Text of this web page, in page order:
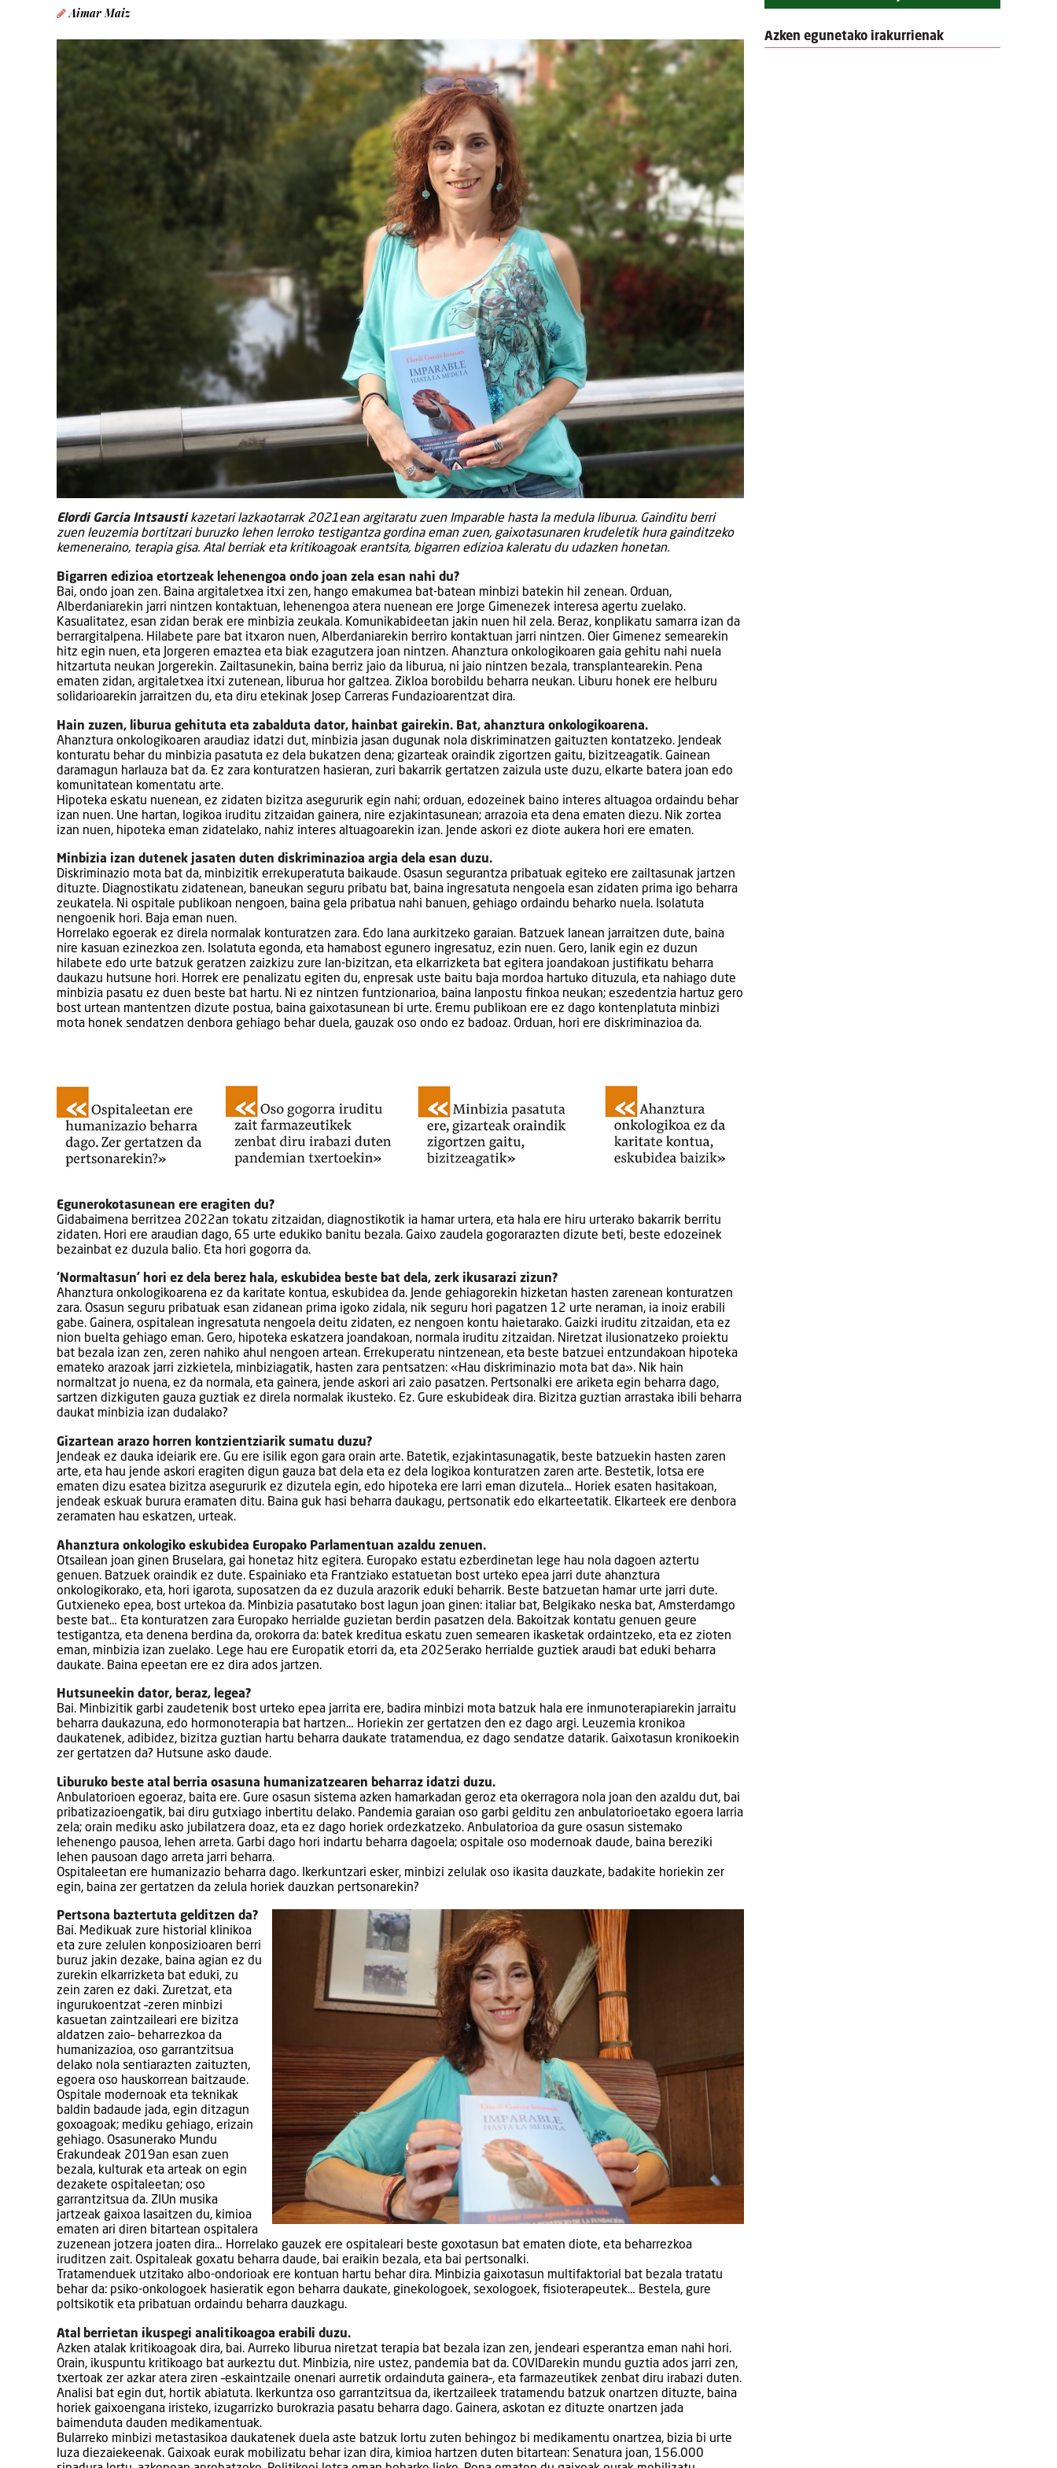
Aimar Maiz
Elordi Garcia Intsaustikazetari lazkaotarrak 2021ean argitaratu zuen Imparable hasta la medula liburua. Gainditu berri
zuen leuzemia bortitzari buruzko lehen lerroko testigantza gordina eman zuen, gaixotasunaren krudeletik hura gainditzeko
kemeneraino, terapia gisa. Atal berriak eta kritikoagoak erantsita, bigarren edizioa kaleratu du udazken honetan.
Bigarren edizioa etortzeak lehenengoa ondo joan zela esan nahi du?
Bai, ondo joan zen. Baina argitaletxea itxi zen, hango emakumea bat-batean minbizi batekin hil zenean. Orduan,
Alberdaniarekin jarri nintzen kontaktuan, lehenengoa atera nuenean ere Jorge Gimenezek interesa agertu zuelako.
Kasualitatez, esan zidan berak ere minbizia zeukala. Komunikabideetan jakin nuen hil zela. Beraz, konplikatu samarra izan da
berrargitalpena. Hilabete pare bat itxaron nuen, Alberdaniarekin berriro kontaktuan jarri nintzen. Oier Gimenez semearekin
hitz egin nuen, eta Jorgeren emaztea eta biak ezagutzera joan nintzen. Ahanztura onkologikoaren gaia gehitu nahi nuela
hitzartuta neukan Jorgerekin. Zailtasunekin, baina berriz jaio da liburua, ni jaio nintzen bezala, transplantearekin. Pena
ematen zidan, argitaletxea itxi zutenean, liburua hor galtzea. Zikloa borobildu beharra neukan. Liburu honek ere helburu
solidarioarekin jarraitzen du, eta diru etekinak Josep Carreras Fundazioarentzat dira.
Hain zuzen, liburua gehituta eta zabalduta dator, hainbat gairekin. Bat, ahanztura onkologikoarena.
Ahanztura onkologikoaren araudiaz idatzi dut, minbizia jasan dugunak nola diskriminatzen gaituzten kontatzeko. Jendeak
konturatu behar du minbizia pasatuta ez dela bukatzen dena; gizarteak oraindik zigortzen gaitu, bizitzeagatik. Gainean
daramagun harlauza bat da. Ez zara konturatzen hasieran, zuri bakarrik gertatzen zaizula uste duzu, elkarte batera joan edo
komunitatean komentatu arte.
Hipoteka eskatu nuenean, ez zidaten bizitza asegururik egin nahi; orduan, edozeinek baino interes altuagoa ordaindu behar
izan nuen. Une hartan, logikoa iruditu zitzaidan gainera, nire ezjakintasunean; arrazoia eta dena ematen diezu. Nik zortea
izan nuen, hipoteka eman zidatelako, nahiz interes altuagoarekin izan. Jende askori ez diote aukera hori ere ematen.
Minbizia izan dutenek jasaten duten diskriminazioa argia dela esan duzu.
Diskriminazio mota bat da, minbizitik errekuperatuta baikaude. Osasun segurantza pribatuak egiteko ere zailtasunak jartzen
dituzte. Diagnostikatu zidatenean, baneukan seguru pribatu bat, baina ingresatuta nengoela esan zidaten prima igo beharra
zeukatela. Ni ospitale publikoan nengoen, baina gela pribatua nahi banuen, gehiago ordaindu beharko nuela. Isolatuta
nengoenik hori. Baja eman nuen.
Horrelako egoerak ez direla normalak konturatzen zara. Edo lana aurkitzeko garaian. Batzuek lanean jarraitzen dute, baina
nire kasuan ezinezkoa zen. Isolatuta egonda, eta hamabost egunero ingresatuz, ezin nuen. Gero, lanik egin ez duzun
hilabete edo urte batzuk geratzen zaizkizu zure lan-bizitzan, eta elkarrizketa bat egitera joandakoan justifikatu beharra
daukazu hutsune hori. Horrek ere penalizatu egiten du, enpresak uste baitu baja mordoa hartuko dituzula, eta nahiago dute
minbizia pasatu ez duen beste bat hartu. Ni ez nintzen funtzionarioa, baina lanpostu finkoa neukan; eszedentzia hartuz gero
bost urtean mantentzen dizute postua, baina gaixotasunean bi urte. Eremu publikoan ere ez dago kontenplatuta minbizi
mota honek sendatzen denbora gehiago behar duela, gauzak oso ondo ez badoaz. Orduan, hori ere diskriminazioa da.
Egunerokotasunean ere eragiten du?
Gidabaimena berritzea 2022an tokatu zitzaidan, diagnostikotik ia hamar urtera, eta hala ere hiru urterako bakarrik berritu
zidaten. Hori ere araudian dago, 65 urte edukiko banitu bezala. Gaixo zaudela gogorarazten dizute beti, beste edozeinek
bezainbat ez duzula balio. Eta hori gogorra da.
‘Normaltasun’ hori ez dela berez hala, eskubidea beste bat dela, zerk ikusarazi zizun?
Ahanztura onkologikoarena ez da karitate kontua, eskubidea da. Jende gehiagorekin hizketan hasten zarenean konturatzen
zara. Osasun seguru pribatuak esan zidanean prima igoko zidala, nik seguru hori pagatzen 12 urte neraman, ia inoiz erabili
gabe. Gainera, ospitalean ingresatuta nengoela deitu zidaten, ez nengoen kontu haietarako. Gaizki iruditu zitzaidan, eta ez
nion buelta gehiago eman. Gero, hipoteka eskatzera joandakoan, normala iruditu zitzaidan. Niretzat ilusionatzeko proiektu
bat bezala izan zen, zeren nahiko ahul nengoen artean. Errekuperatu nintzenean, eta beste batzuei entzundakoan hipoteka
emateko arazoak jarri zizkietela, minbiziagatik, hasten zara pentsatzen: «Hau diskriminazio mota bat da». Nik hain
normaltzat jo nuena, ez da normala, eta gainera, jende askori ari zaio pasatzen. Pertsonalki ere ariketa egin beharra dago,
sartzen dizkiguten gauza guztiak ez direla normalak ikusteko. Ez. Gure eskubideak dira. Bizitza guztian arrastaka ibili beharra
daukat minbizia izan dudalako?
Gizartean arazo horren kontzientziarik sumatu duzu?
Jendeak ez dauka ideiarik ere. Gu ere isilik egon gara orain arte. Batetik, ezjakintasunagatik, beste batzuekin hasten zaren
arte, eta hau jende askori eragiten digun gauza bat dela eta ez dela logikoa konturatzen zaren arte. Bestetik, lotsa ere
ematen dizu esatea bizitza asegururik ez dizutela egin, edo hipoteka ere larri eman dizutela… Horiek esaten hasitakoan,
jendeak eskuak burura eramaten ditu. Baina guk hasi beharra daukagu, pertsonatik edo elkarteetatik. Elkarteek ere denbora
zeramaten hau eskatzen, urteak.
Ahanztura onkologiko eskubidea Europako Parlamentuan azaldu zenuen.
Otsailean joan ginen Bruselara, gai honetaz hitz egitera. Europako estatu ezberdinetan lege hau nola dagoen aztertu
genuen. Batzuek oraindik ez dute. Espainiako eta Frantziako estatuetan bost urteko epea jarri dute ahanztura
onkologikorako, eta, hori igarota, suposatzen da ez duzula arazorik eduki beharrik. Beste batzuetan hamar urte jarri dute.
Gutxieneko epea, bost urtekoa da. Minbizia pasatutako bost lagun joan ginen: italiar bat, Belgikako neska bat, Amsterdamgo
beste bat… Eta konturatzen zara Europako herrialde guzietan berdin pasatzen dela. Bakoitzak kontatu genuen geure
testigantza, eta denena berdina da, orokorra da: batek kreditua eskatu zuen semearen ikasketak ordaintzeko, eta ez zioten
eman, minbizia izan zuelako. Lege hau ere Europatik etorri da, eta 2025erako herrialde guztiek araudi bat eduki beharra
daukate. Baina epeetan ere ez dira ados jartzen.
Hutsuneekin dator, beraz, legea?
Bai. Minbizitik garbi zaudetenik bost urteko epea jarrita ere, badira minbizi mota batzuk hala ere inmunoterapiarekin jarraitu
beharra daukazuna, edo hormonoterapia bat hartzen… Horiekin zer gertatzen den ez dago argi. Leuzemia kronikoa
daukatenek, adibidez, bizitza guztian hartu beharra daukate tratamendua, ez dago sendatze datarik. Gaixotasun kronikoekin
zer gertatzen da? Hutsune asko daude.
Liburuko beste atal berria osasuna humanizatzearen beharraz idatzi duzu.
Anbulatorioen egoeraz, baita ere. Gure osasun sistema azken hamarkadan geroz eta okerragora nola joan den azaldu dut, bai
pribatizazioengatik, bai diru gutxiago inbertitu delako. Pandemia garaian oso garbi gelditu zen anbulatorioetako egoera larria
zela; orain mediku asko jubilatzera doaz, eta ez dago horiek ordezkatzeko. Anbulatorioa da gure osasun sistemako
lehenengo pausoa, lehen arreta. Garbi dago hori indartu beharra dagoela; ospitale oso modernoak daude, baina bereziki
lehen pausoan dago arreta jarri beharra.
Ospitaleetan ere humanizazio beharra dago. Ikerkuntzari esker, minbizi zelulak oso ikasita dauzkate, badakite horiekin zer
egin, baina zer gertatzen da zelula horiek dauzkan pertsonarekin?
Pertsona baztertuta gelditzen da?
Bai. Medikuak zure historial klinikoa
eta zure zelulen konposizioaren berri
buruz jakin dezake, baina agian ez du
zurekin elkarrizketa bat eduki, zu
zein zaren ez daki. Zuretzat, eta
ingurukoentzat –zeren minbizi
kasuetan zaintzaileari ere bizitza
aldatzen zaio– beharrezkoa da
humanizazioa, oso garrantzitsua
delako nola sentiarazten zaituzten,
egoera oso hauskorrean baitzaude.
Ospitale modernoak eta teknikak
baldin badaude jada, egin ditzagun
goxoagoak; mediku gehiago, erizain
gehiago. Osasunerako Mundu
Erakundeak 2019an esan zuen
bezala, kulturak eta arteak on egin
dezakete ospitaleetan; oso
garrantzitsua da. ZIUn musika
jartzeak gaixoa lasaitzen du, kimioa
ematen ari diren bitartean ospitalera
zuzenean jotzera joaten dira… Horrelako gauzek ere ospitaleari beste goxotasun bat ematen diote, eta beharrezkoa
iruditzen zait. Ospitaleak goxatu beharra daude, bai eraikin bezala, eta bai pertsonalki.
Tratamenduek utzitako albo-ondorioak ere kontuan hartu behar dira. Minbizia gaixotasun multifaktorial bat bezala tratatu
behar da: psiko-onkologoek hasieratik egon beharra daukate, ginekologoek, sexologoek, fisioterapeutek… Bestela, gure
poltsikotik eta pribatuan ordaindu beharra dauzkagu.
Atal berrietan ikuspegi analitikoagoa erabili duzu.
Azken atalak kritikoagoak dira, bai. Aurreko liburua niretzat terapia bat bezala izan zen, jendeari esperantza eman nahi hori.
Orain, ikuspuntu kritikoago bat aurkeztu dut. Minbizia, nire ustez, pandemia bat da. COVIDarekin mundu guztia ados jarri zen,
txertoak zer azkar atera ziren –eskaintzaile onenari aurretik ordainduta gainera–, eta farmazeutikek zenbat diru irabazi duten.
Analisi bat egin dut, hortik abiatuta. Ikerkuntza oso garrantzitsua da, ikertzaileek tratamendu batzuk onartzen dituzte, baina
horiek gaixoengana iristeko, izugarrizko burokrazia pasatu beharra dago. Gainera, askotan ez dituzte onartzen jada
baimenduta dauden medikamentuak.
Bularreko minbizi metastasikoa daukatenek duela aste batzuk lortu zuten behingoz bi medikamentu onartzea, bizia bi urte
luza diezaiekeenak. Gaixoak eurak mobilizatu behar izan dira, kimioa hartzen duten bitartean: Senatura joan, 156.000
Azken egunetako irakurrienak